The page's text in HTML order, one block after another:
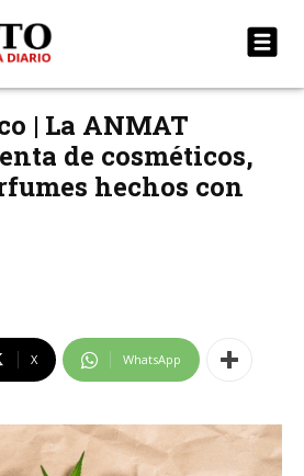
| La ANMAT
de cosméticos,
hechos con
X WhatsApp